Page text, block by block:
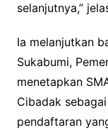
selanjutnya,”
Ia melanjutkan
Sukabumi,
menetapkan
Cibadak
pendaftaran